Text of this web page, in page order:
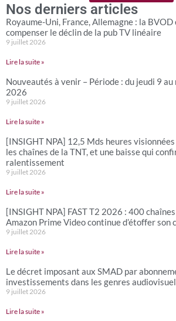
Nos derniers articles
Royaume-Uni, France, Allemagne : la
compenser le déclin de la pub TV linéaire
9 juillet 2026
Lire la suite »
Nouveautés à venir – Période : du jeudi 9
2026
9 juillet 2026
Lire la suite »
[INSIGHT NPA] 12,5 Mds heures
les chaînes de la TNT, et une baisse qui
ralentissement
9 juillet 2026
Lire la suite »
[INSIGHT NPA] FAST T2 2026 : 400
Amazon Prime Video continue d’étoffer son
9 juillet 2026
Lire la suite »
Le décret imposant aux SMAD par
investissements dans les genres
9 juillet 2026
Lire la suite »